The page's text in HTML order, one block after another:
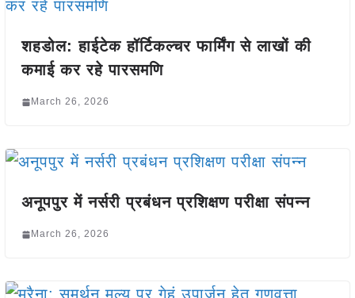
शहडोल: हाईटेक हॉर्टिकल्चर फार्मिंग से लाखों की
कमाई कर रहे पारसमणि
March 26, 2026
अनूपपुर में नर्सरी प्रबंधन प्रशिक्षण परीक्षा संपन्न
March 26, 2026